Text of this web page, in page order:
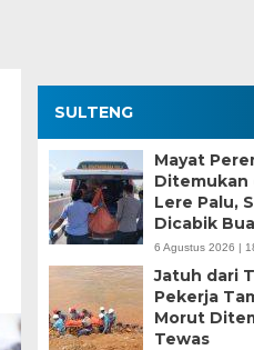
SULTENG
Mayat
Ditemukan
Lere Palu,
Dicabik
6 Agustus 2026 |
Jatuh dari
Pekerja
Morut
Tewas